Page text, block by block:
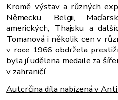
Kromě výstav a různých
Německu, Belgii,
amerických, Thajsku a
Tomanová i několik cen v
v roce 1966 obdržela
byla jí udělena medaile za
v zahraničí.
Autorčina díla nabízená v